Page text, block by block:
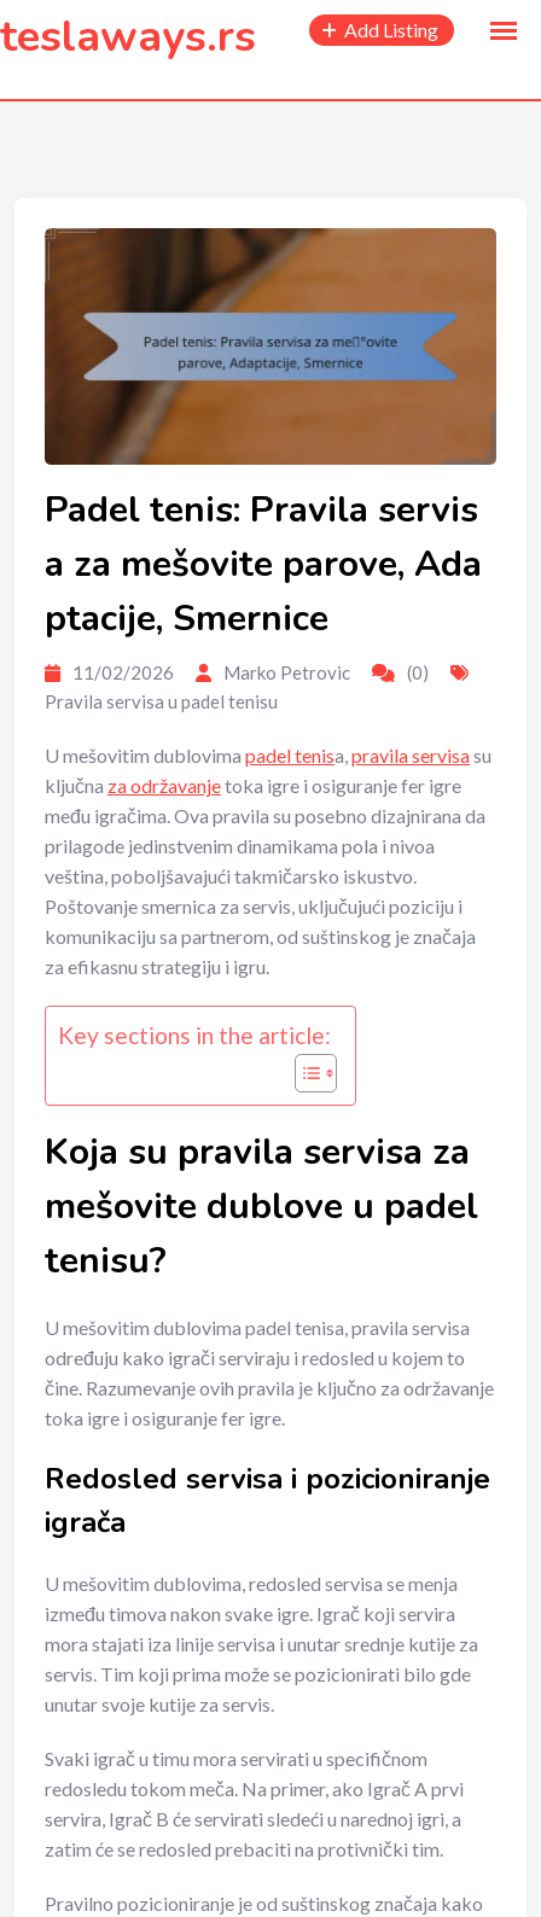
content
teslaways.rs Add Listing
Padel tenis: Pravila servis
a za mešovite parove, Ada
ptacije, Smernice
11/02/2026 Marko Petrovic
(0)
Pravila servisa u padel tenisu
U mešovitim dublovima padel tenisa,pravila servisasu
ključna za održavanjetoka igre i osiguranje fer igre
među igračima. Ova pravila su posebno dizajnirana da
prilagode jedinstvenim dinamikama pola i nivoa
veština, poboljšavajući takmičarsko iskustvo.
Poštovanje smernica za servis, uključujući poziciju i
komunikaciju sa partnerom, od suštinskog je značaja
za efikasnu strategiju i igru.
Key sections in the article:
Koja su pravila servisa za
mešovite dublove u padel
tenisu?
U mešovitim dublovima padel tenisa, pravila servisa
određuju kako igrači serviraju i redosled u kojem to
čine. Razumevanje ovih pravila je ključno za održavanje
toka igre i osiguranje fer igre.
Redosled servisa i pozicioniranje
igrača
U mešovitim dublovima, redosled servisa se menja
između timova nakon svake igre. Igrač koji servira
mora stajati iza linije servisa i unutar srednje kutije za
servis. Tim koji prima može se pozicionirati bilo gde
unutar svoje kutije za servis.
Svaki igrač u timu mora servirati u specifičnom
redosledu tokom meča. Na primer, ako Igrač A prvi
servira, Igrač B će servirati sledeći u narednoj igri, a
zatim će se redosled prebaciti na protivnički tim.
Pravilno pozicioniranje je od suštinskog značaja kako